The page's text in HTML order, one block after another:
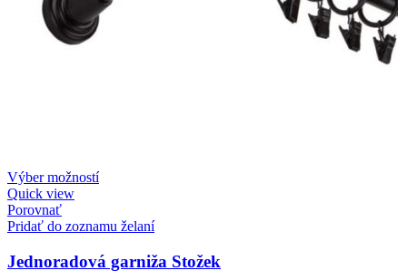
Výber možností
Quick view
Porovnať
Pridať do zoznamu želaní
Jednoradová garniža Stožek